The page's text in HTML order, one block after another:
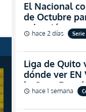
El Nacional
de Octubre
salvación
schedule hace 2 días Serie
Liga de Quito
dónde ver EN
la Copa
schedule hace 1 semana